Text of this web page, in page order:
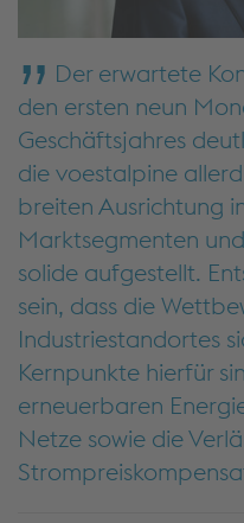
Der erwartete
den ersten neun
Geschäftsjahres
die voestalpine
breiten Ausrichtung
Marktsegmenten
solide aufgestellt.
sein, dass die
Industriestandortes
Kernpunkte hierfür
erneuerbaren
Netze sowie die